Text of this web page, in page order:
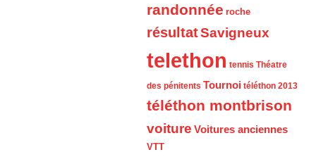
randonnée roche
résultatSavigneux
telethon tennis Théatre
des pénitents Tournoi téléthon 2013
téléthon montbrison
voiture Voitures anciennes
VTT